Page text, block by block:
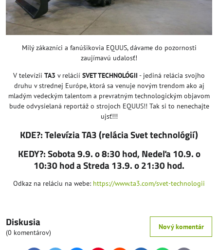
Milý zákazníci a fanúšikovia EQUUS, dávame do pozornosti
zaujímavú udalosť!
V televízii TA3 v relácií SVET TECHNOLÓGII - jediná relácia svojho
druhu v strednej Európe, ktorá sa venuje novým trendom ako aj
mladým vedeckým talentom a prevratným technologickým objavom
bude odvysielaná reportáž o strojoch EQUUS!! Tak si to nenechajte
ujsť!!!
KDE?: Televízia TA3 (relácia Svet technológií)
KEDY?: Sobota 9.9. o 8:30 hod, Nedeľa 10.9. o
10:30 hod a Streda 13.9. o 21:30 hod.
Odkaz na reláciu na webe: https://www.ta3.com/svet-technologii
Diskusia
(0 komentárov)
Nový komentár